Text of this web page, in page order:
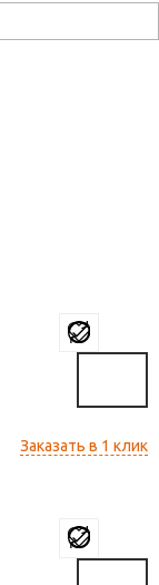
Заказать в 1 клик